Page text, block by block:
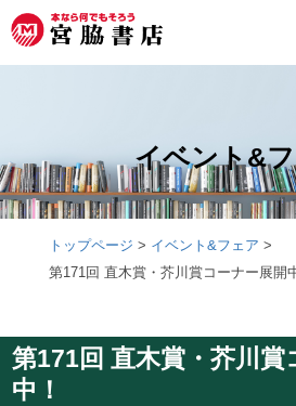
イベント&
トップページ
イベント&フェア
第171回 直木賞・芥川賞コーナー展開
第171回 直木賞・芥川賞
中！